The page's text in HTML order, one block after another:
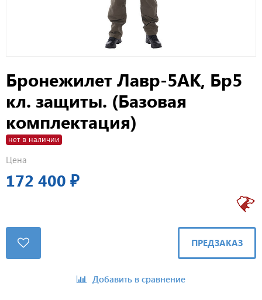
Бронежилет Лавр-5АК, Бр5
кл. защиты. (Базовая
комплектация)
нет в наличии
Цена
172 400 ₽
ПРЕДЗАКАЗ
Добавить в сравнение